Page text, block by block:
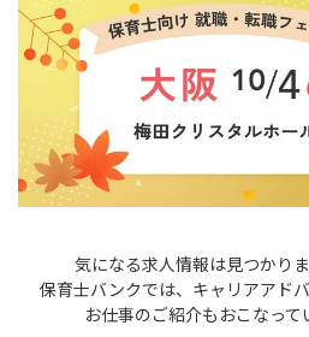
気になる求人情報は見つかり
保育士バンクでは、キャリアアド
お仕事のご紹介もおこなって